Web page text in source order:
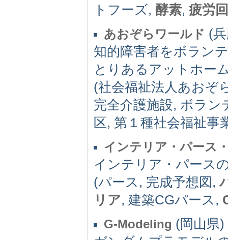
トフーズ, 酵素, 疲労
あおぞらワールド (
知的障害者をボラン
とりあるアットホー
(社会福祉法人あおぞ
完全介護施設, ボラン
区, 第１種社会福祉事
インテリア・パース
インテリア・パース
(パース, 完成予想図,
リア, 建築CGパース,
G-Modeling (岡山県)